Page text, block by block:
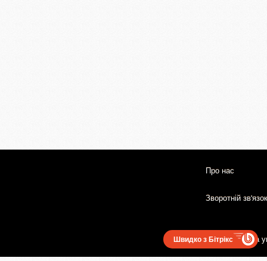
Про нас
Зворотній зв'язок
Користувацька
Швидко з Бітрікс